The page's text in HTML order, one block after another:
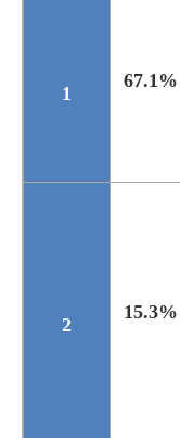
1
67.1%
2
15.3%